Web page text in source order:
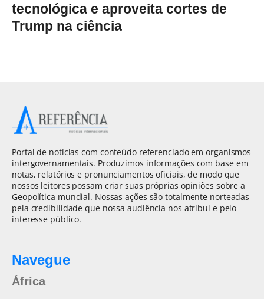
tecnológica e aproveita cortes de
Trump na ciência
Portal de notícias com conteúdo referenciado em organismos
intergovernamentais. Produzimos informações com base em
notas, relatórios e pronunciamentos oficiais, de modo que
nossos leitores possam criar suas próprias opiniões sobre a
Geopolítica mundial. Nossas ações são totalmente norteadas
pela credibilidade que nossa audiência nos atribui e pelo
interesse público.
Navegue
África